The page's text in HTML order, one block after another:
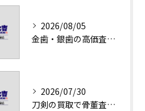
2026/08/05
金歯・銀歯の高価査定法徹底解説
2026/07/30
刀剣の買取で骨董査定の注意点